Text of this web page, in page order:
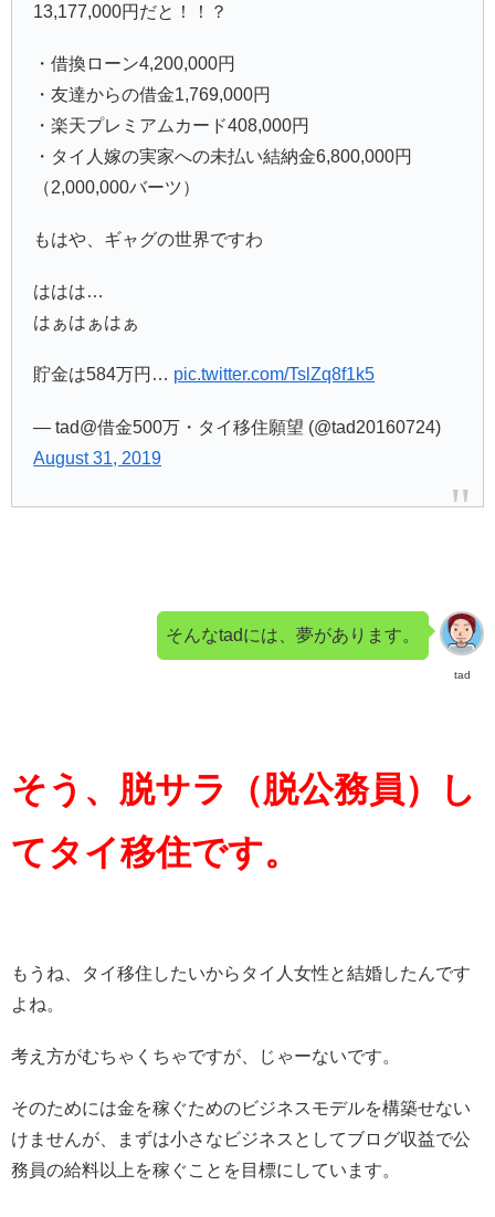
13,177,000円だと！！？
・借換ローン4,200,000円
・友達からの借金1,769,000円
・楽天プレミアムカード408,000円
・タイ人嫁の実家への未払い結納金6,800,000円
（2,000,000バーツ）
もはや、ギャグの世界ですわ
ははは…
はぁはぁはぁ
貯金は584万円… pic.twitter.com/TslZq8f1k5
— tad@借金500万・タイ移住願望 (@tad20160724)
August 31, 2019
tad
そんなtadには、夢があります。
そう、脱サラ（脱公務員）し
てタイ移住です。
もうね、タイ移住したいからタイ人女性と結婚したんです
よね。
考え方がむちゃくちゃですが、じゃーないです。
そのためには金を稼ぐためのビジネスモデルを構築せない
けませんが、まずは小さなビジネスとしてブログ収益で公
務員の給料以上を稼ぐことを目標にしています。